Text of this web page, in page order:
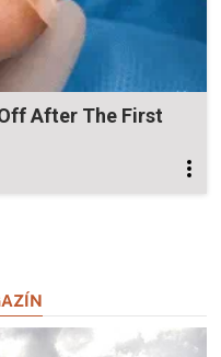
After The First